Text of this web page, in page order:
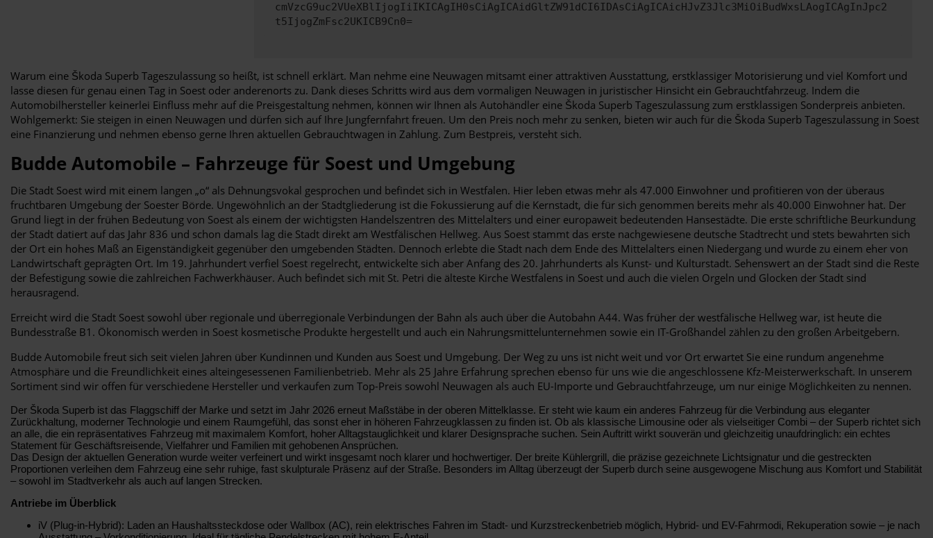
cmVzcG9uc2VUeXBlIjogIiIKICAgIH0sCiAgICAidGltZW91dCI6IDAsCiAgICAicHJvZ3Jlc3MiOiBudWxsLAogICAgInJpc2
t5IjogZmFsc2UKICB9Cn0=
Warum eine Škoda Superb Tageszulassung so heißt, ist schnell erklärt. Man nehme eine Neuwagen mitsamt einer attraktiven Ausstattung, erstklassiger Motorisierung und viel Komfort und
lasse diesen für genau einen Tag in Soest oder anderenorts zu. Dank dieses Schritts wird aus dem vormaligen Neuwagen in juristischer Hinsicht ein Gebrauchtfahrzeug. Indem die
Automobilhersteller keinerlei Einfluss mehr auf die Preisgestaltung nehmen, können wir Ihnen als Autohändler eine Škoda Superb Tageszulassung zum erstklassigen Sonderpreis anbieten.
Wohlgemerkt: Sie steigen in einen Neuwagen und dürfen sich auf Ihre Jungfernfahrt freuen. Um den Preis noch mehr zu senken, bieten wir auch für die Škoda Superb Tageszulassung in Soest
eine Finanzierung und nehmen ebenso gerne Ihren aktuellen Gebrauchtwagen in Zahlung. Zum Bestpreis, versteht sich.
Budde Automobile – Fahrzeuge für Soest und Umgebung
Die Stadt Soest wird mit einem langen „o“ als Dehnungsvokal gesprochen und befindet sich in Westfalen. Hier leben etwas mehr als 47.000 Einwohner und profitieren von der überaus
fruchtbaren Umgebung der Soester Börde. Ungewöhnlich an der Stadtgliederung ist die Fokussierung auf die Kernstadt, die für sich genommen bereits mehr als 40.000 Einwohner hat. Der
Grund liegt in der frühen Bedeutung von Soest als einem der wichtigsten Handelszentren des Mittelalters und einer europaweit bedeutenden Hansestädte. Die erste schriftliche Beurkundung
der Stadt datiert auf das Jahr 836 und schon damals lag die Stadt direkt am Westfälischen Hellweg. Aus Soest stammt das erste nachgewiesene deutsche Stadtrecht und stets bewahrten sich
der Ort ein hohes Maß an Eigenständigkeit gegenüber den umgebenden Städten. Dennoch erlebte die Stadt nach dem Ende des Mittelalters einen Niedergang und wurde zu einem eher von
Landwirtschaft geprägten Ort. Im 19. Jahrhundert verfiel Soest regelrecht, entwickelte sich aber Anfang des 20. Jahrhunderts als Kunst- und Kulturstadt. Sehenswert an der Stadt sind die Reste
der Befestigung sowie die zahlreichen Fachwerkhäuser. Auch befindet sich mit St. Petri die älteste Kirche Westfalens in Soest und auch die vielen Orgeln und Glocken der Stadt sind
herausragend.
Erreicht wird die Stadt Soest sowohl über regionale und überregionale Verbindungen der Bahn als auch über die Autobahn A44. Was früher der westfälische Hellweg war, ist heute die
Bundesstraße B1. Ökonomisch werden in Soest kosmetische Produkte hergestellt und auch ein Nahrungsmittelunternehmen sowie ein IT-Großhandel zählen zu den großen Arbeitgebern.
Budde Automobile freut sich seit vielen Jahren über Kundinnen und Kunden aus Soest und Umgebung. Der Weg zu uns ist nicht weit und vor Ort erwartet Sie eine rundum angenehme
Atmosphäre und die Freundlichkeit eines alteingesessenen Familienbetrieb. Mehr als 25 Jahre Erfahrung sprechen ebenso für uns wie die angeschlossene Kfz-Meisterwerkschaft. In unserem
Sortiment sind wir offen für verschiedene Hersteller und verkaufen zum Top-Preis sowohl Neuwagen als auch EU-Importe und Gebrauchtfahrzeuge, um nur einige Möglichkeiten zu nennen.
Der Škoda Superb ist das Flaggschiff der Marke und setzt im Jahr 2026 erneut Maßstäbe in der oberen Mittelklasse. Er steht wie kaum ein anderes Fahrzeug für die Verbindung aus eleganter
Zurückhaltung, moderner Technologie und einem Raumgefühl, das sonst eher in höheren Fahrzeugklassen zu finden ist. Ob als klassische Limousine oder als vielseitiger Combi – der Superb richtet sich
an alle, die ein repräsentatives Fahrzeug mit maximalem Komfort, hoher Alltagstauglichkeit und klarer Designsprache suchen. Sein Auftritt wirkt souverän und gleichzeitig unaufdringlich: ein echtes
Statement für Geschäftsreisende, Vielfahrer und Familien mit gehobenen Ansprüchen.
Das Design der aktuellen Generation wurde weiter verfeinert und wirkt insgesamt noch klarer und hochwertiger. Der breite Kühlergrill, die präzise gezeichnete Lichtsignatur und die gestreckten
Proportionen verleihen dem Fahrzeug eine sehr ruhige, fast skulpturale Präsenz auf der Straße. Besonders im Alltag überzeugt der Superb durch seine ausgewogene Mischung aus Komfort und Stabilität
– sowohl im Stadtverkehr als auch auf langen Strecken.
Antriebe im Überblick
iV (Plug-in-Hybrid): Laden an Haushaltssteckdose oder Wallbox (AC), rein elektrisches Fahren im Stadt- und Kurzstreckenbetrieb möglich, Hybrid- und EV-Fahrmodi, Rekuperation sowie – je nach